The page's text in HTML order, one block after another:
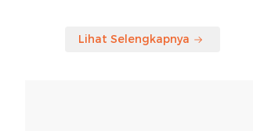
Lihat Selengkapnya